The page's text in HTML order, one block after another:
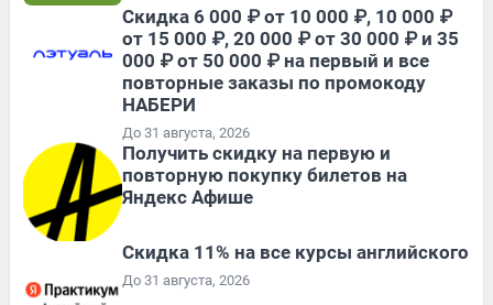
Скидка 6 000 ₽ от 10 000 ₽, 10 000 ₽
от 15 000 ₽, 20 000 ₽ от 30 000 ₽ и 35
000 ₽ от 50 000 ₽ на первый и все
повторные заказы по промокоду
НАБЕРИ
До 31 августа, 2026
Получить скидку на первую и
повторную покупку билетов на
Яндекс Афише
Скидка 11% на все курсы английского
До 31 августа, 2026